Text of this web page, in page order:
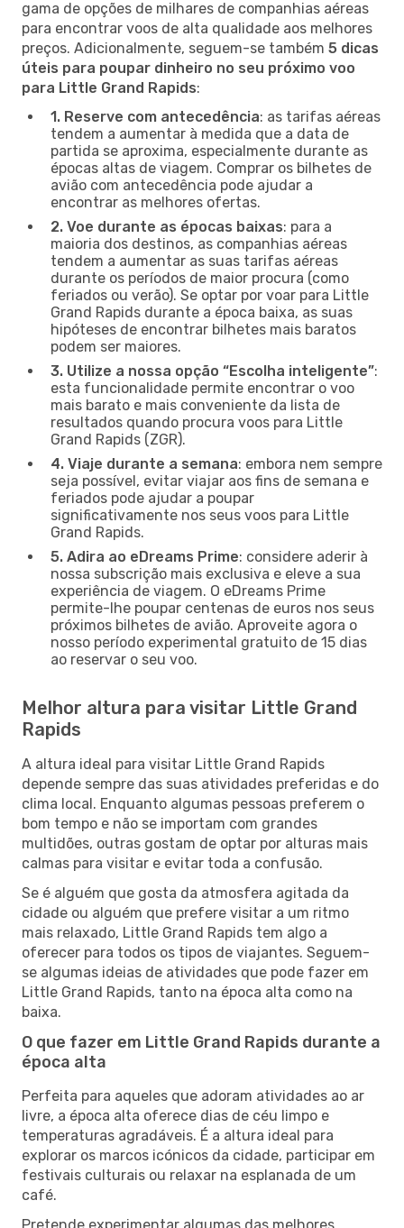
gama de opções de milhares de companhias aéreas
para encontrar voos de alta qualidade aos melhores
preços. Adicionalmente, seguem-se também 5 dicas
úteis para poupar dinheiro no seu próximo voo
para Little Grand Rapids:
1. Reserve com antecedência: as tarifas aéreas
tendem a aumentar à medida que a data de
partida se aproxima, especialmente durante as
épocas altas de viagem. Comprar os bilhetes de
avião com antecedência pode ajudar a
encontrar as melhores ofertas.
2. Voe durante as épocas baixas: para a
maioria dos destinos, as companhias aéreas
tendem a aumentar as suas tarifas aéreas
durante os períodos de maior procura (como
feriados ou verão). Se optar por voar para Little
Grand Rapids durante a época baixa, as suas
hipóteses de encontrar bilhetes mais baratos
podem ser maiores.
3. Utilize a nossa opção “Escolha inteligente”:
esta funcionalidade permite encontrar o voo
mais barato e mais conveniente da lista de
resultados quando procura voos para Little
Grand Rapids (ZGR).
4. Viaje durante a semana: embora nem sempre
seja possível, evitar viajar aos fins de semana e
feriados pode ajudar a poupar
significativamente nos seus voos para Little
Grand Rapids.
5. Adira ao eDreams Prime: considere aderir à
nossa subscrição mais exclusiva e eleve a sua
experiência de viagem. O eDreams Prime
permite-lhe poupar centenas de euros nos seus
próximos bilhetes de avião. Aproveite agora o
nosso período experimental gratuito de 15 dias
ao reservar o seu voo.
Melhor altura para visitar Little Grand
Rapids
A altura ideal para visitar Little Grand Rapids
depende sempre das suas atividades preferidas e do
clima local. Enquanto algumas pessoas preferem o
bom tempo e não se importam com grandes
multidões, outras gostam de optar por alturas mais
calmas para visitar e evitar toda a confusão.
Se é alguém que gosta da atmosfera agitada da
cidade ou alguém que prefere visitar a um ritmo
mais relaxado, Little Grand Rapids tem algo a
oferecer para todos os tipos de viajantes. Seguem-
se algumas ideias de atividades que pode fazer em
Little Grand Rapids, tanto na época alta como na
baixa.
O que fazer em Little Grand Rapids durante a
época alta
Perfeita para aqueles que adoram atividades ao ar
livre, a época alta oferece dias de céu limpo e
temperaturas agradáveis. É a altura ideal para
explorar os marcos icónicos da cidade, participar em
festivais culturais ou relaxar na esplanada de um
café.